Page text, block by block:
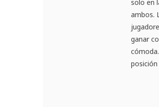
solo en
ambos.
ganar